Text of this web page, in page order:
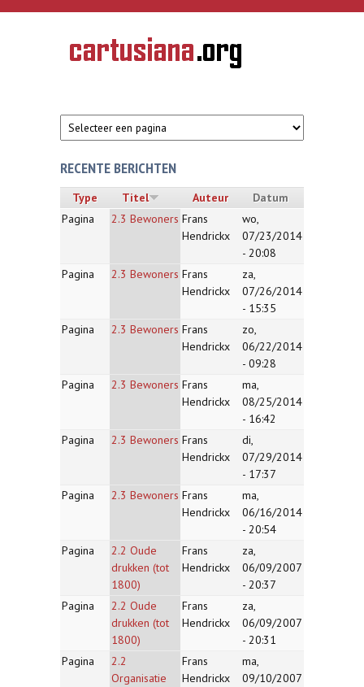
Overslaan en naar de inhoud gaan
CARTUSIANA
Geschiedenis
van de
RECENTE BERICHTEN
Type Titel Auteur
Datum
Pagina
2.3 Bewoners Frans
Hendrickx
wo,
07/23/2014
- 20:08
Pagina
2.3 Bewoners Frans
Hendrickx
za,
07/26/2014
- 15:35
Pagina
2.3 Bewoners Frans
Hendrickx
zo,
06/22/2014
- 09:28
Pagina
2.3 Bewoners Frans
Hendrickx
ma,
08/25/2014
- 16:42
Pagina
2.3 Bewoners Frans
Hendrickx
di,
07/29/2014
- 17:37
Pagina
2.3 Bewoners Frans
Hendrickx
ma,
06/16/2014
- 20:54
Pagina
2.2 Oude
drukken (tot
1800)
Frans
Hendrickx
za,
06/09/2007
- 20:37
Pagina
2.2 Oude
drukken (tot
1800)
Frans
Hendrickx
za,
06/09/2007
- 20:31
Pagina
2.2
Organisatie
Frans
Hendrickx
ma,
09/10/2007